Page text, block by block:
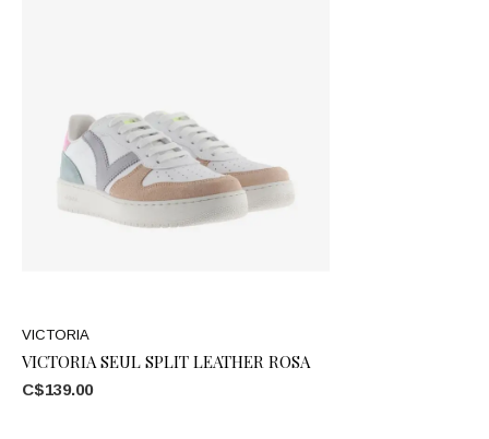
VICTORIA
VICTORIA SEUL SPLIT LEATHER ROSA
C$139.00